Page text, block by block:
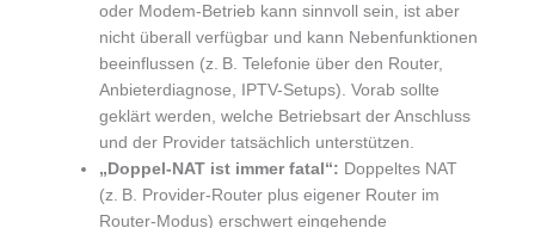
oder Modem-Betrieb kann sinnvoll sein, ist aber
nicht überall verfügbar und kann Nebenfunktionen
beeinflussen (z. B. Telefonie über den Router,
Anbieterdiagnose, IPTV-Setups). Vorab sollte
geklärt werden, welche Betriebsart der Anschluss
und der Provider tatsächlich unterstützen.
„Doppel-NAT ist immer fatal“: Doppeltes NAT
(z. B. Provider-Router plus eigener Router im
Router-Modus) erschwert eingehende